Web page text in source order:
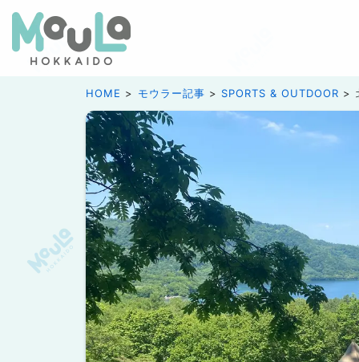
HOME モウラー記事 SPORTS & OUTDOOR